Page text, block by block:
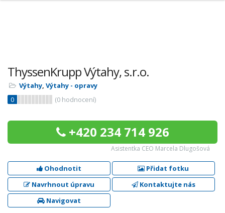
ThyssenKrupp Výtahy, s.r.o.
Výtahy, Výtahy - opravy
0
(0 hodnocení)
+420 234 714 926
Asistentka CEO Marcela Dlugošová
Ohodnotit
Přidat fotku
Navrhnout úpravu
Kontaktujte nás
Navigovat